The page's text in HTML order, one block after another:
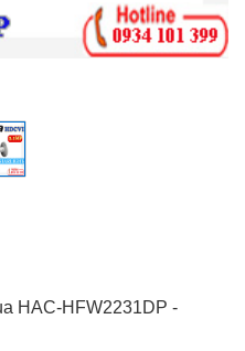
HAC-HFW2231DP -